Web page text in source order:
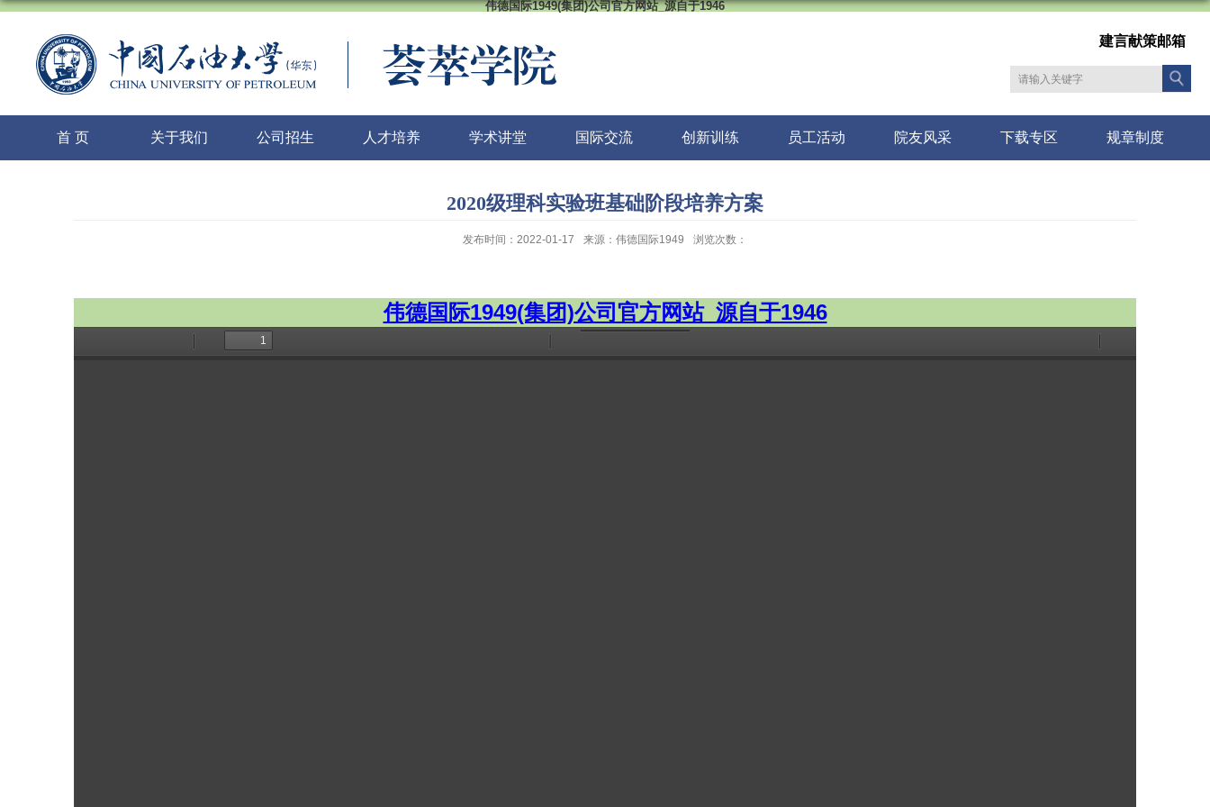
伟德国际1949(集团)公司官方网站_源自于1946
建言献策邮箱
首 页 关于我们 公司招生 人才培养 学术讲堂 国际交流 创新训练 员工活动 院友风采 下载专区 规章制度
2020级理科实验班基础阶段培养方案
发布时间：2022-01-17 来源：伟德国际1949 浏览次数：